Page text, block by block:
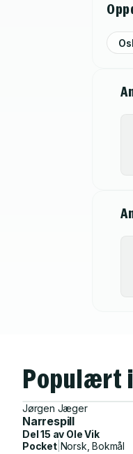
Populært
Jørgen Jæger
Narrespill
Del 15 av Ole Vik
Pocket| Norsk, Bokmål